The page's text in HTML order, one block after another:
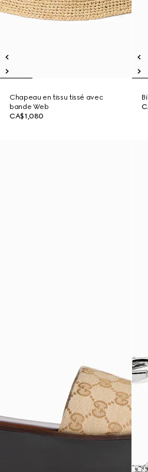
Chapeau en tissu tissé avec
bande Web
CA$1,080